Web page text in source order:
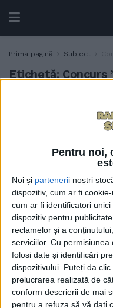
Pentru noi,
Noi și partenerii noștri
dispozitiv, cum ar fi
cum ar fi identificatori
dispozitiv pentru
reclamelor și a
serviciilor. Cu permisiunea
folosi date și identificări
dispozitivului. Puteți da
prelucrarea realizată de
conform descrierii de mai
pentru a refuza să vă dați
Prima pagină Subiect
Etichetă: Concurs
© 2020 Radio TOP Suceava